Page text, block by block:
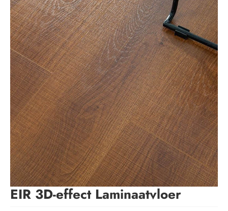
EIR 3D-effect Laminaatvloer